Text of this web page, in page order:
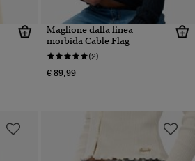
Maglione dalla linea
morbida Cable Flag
(2)
€ 89,99